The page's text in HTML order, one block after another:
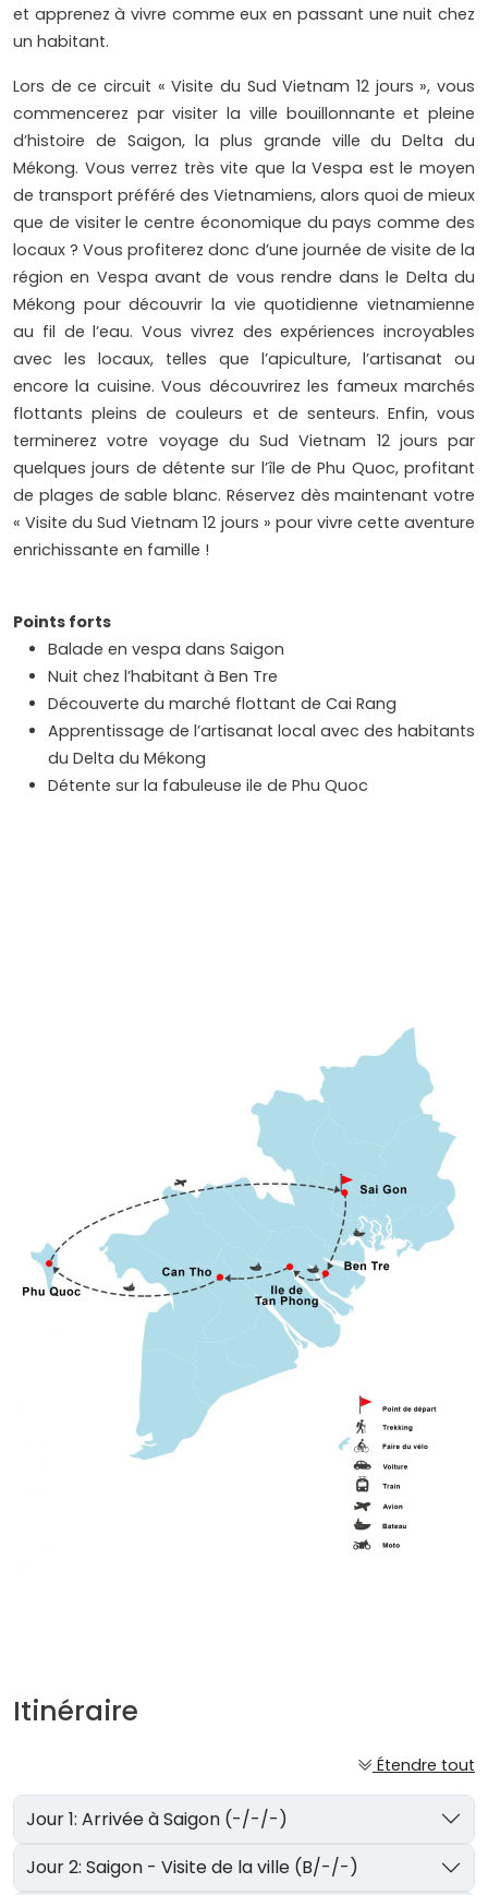
et apprenez à vivre comme eux en passant une nuit chez
un habitant.
Lors de ce circuit « Visite du Sud Vietnam 12 jours », vous
commencerez par visiter la ville bouillonnante et pleine
d’histoire de Saigon, la plus grande ville du Delta du
Mékong. Vous verrez très vite que la Vespa est le moyen
de transport préféré des Vietnamiens, alors quoi de mieux
que de visiter le centre économique du pays comme des
locaux ? Vous profiterez donc d’une journée de visite de la
région en Vespa avant de vous rendre dans le Delta du
Mékong pour découvrir la vie quotidienne vietnamienne
au fil de l’eau. Vous vivrez des expériences incroyables
avec les locaux, telles que l’apiculture, l’artisanat ou
encore la cuisine. Vous découvrirez les fameux marchés
flottants pleins de couleurs et de senteurs. Enfin, vous
terminerez votre voyage du Sud Vietnam 12 jours par
quelques jours de détente sur l’île de Phu Quoc, profitant
de plages de sable blanc. Réservez dès maintenant votre
« Visite du Sud Vietnam 12 jours » pour vivre cette aventure
enrichissante en famille !
Points forts
Balade en vespa dans Saigon
Nuit chez l’habitant à Ben Tre
Découverte du marché flottant de Cai Rang
Apprentissage de l’artisanat local avec des habitants
du Delta du Mékong
Détente sur la fabuleuse ile de Phu Quoc
Itinéraire
Étendre tout
Jour 1: Arrivée à Saigon (-/-/-)
Jour 2: Saigon - Visite de la ville (B/-/-)